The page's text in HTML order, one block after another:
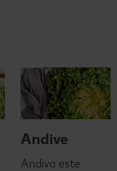
Andive
Andiva este